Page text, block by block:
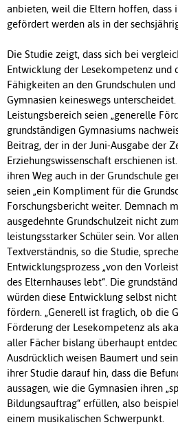
anbieten, weil die Eltern hoffen, dass
gefördert werden als in der
Die Studie zeigt, dass sich bei
Entwicklung der Lesekompetenz und
Fähigkeiten an den Grundschulen
Gymnasien keineswegs
Leistungsbereich seien „generelle
grundständigen Gymnasiums
Beitrag, der in der Juni-Ausgabe der
Erziehungswissenschaft erschienen
ihren Weg auch in der Grundschule
seien „ein Kompliment für die
Forschungsbericht weiter. Demnach
ausgedehnte Grundschulzeit nicht
leistungsstarker Schüler sein. Vor
Textverständnis, so die Studie,
Entwicklungsprozess „von den
des Elternhauses lebt“. Die
würden diese Entwicklung selbst
fördern. „Generell ist fraglich, ob die
Förderung der Lesekompetenz als
aller Fächer bislang überhaupt
Ausdrücklich weisen Baumert und
ihrer Studie darauf hin, dass die
aussagen, wie die Gymnasien ihren
Bildungsauftrag“ erfüllen, also
einem musikalischen Schwerpunkt.